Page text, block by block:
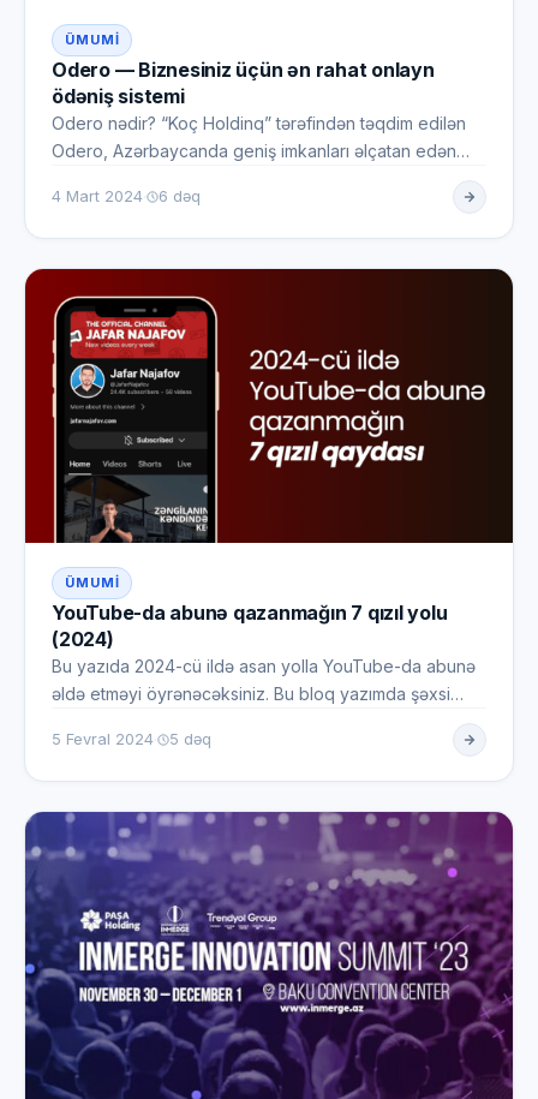
ÜMUMI
Odero — Biznesiniz üçün ən rahat onlayn
ödəniş sistemi
Odero nədir? “Koç Holdinq” tərəfindən təqdim edilən
Odero, Azərbaycanda geniş imkanları əlçatan edən
4 Mart 2024· 6 dəq
ÜMUMI
YouTube-da abunə qazanmağın 7 qızıl yolu
(2024)
Bu yazıda 2024-cü ildə asan yolla YouTube-da abunə
əldə etməyi öyrənəcəksiniz. Bu bloq yazımda şəxsi
5 Fevral 2024· 5 dəq